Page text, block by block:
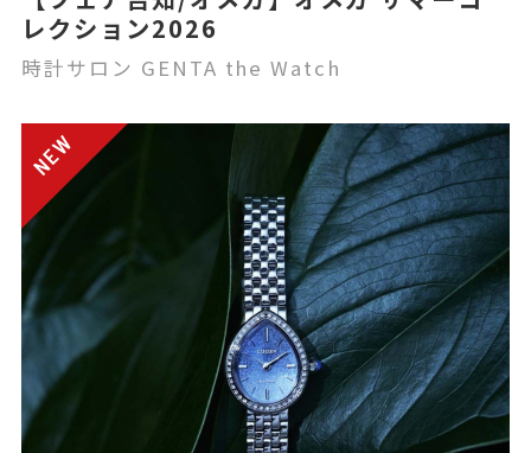
レクション2026
時計サロン GENTA the Watch